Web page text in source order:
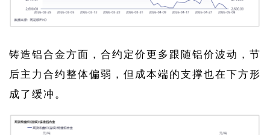
铸造铝合金方面，合约定价更多跟随铝价波动，节
后主力合约整体偏弱，但成本端的支撑也在下方形
成了缓冲。